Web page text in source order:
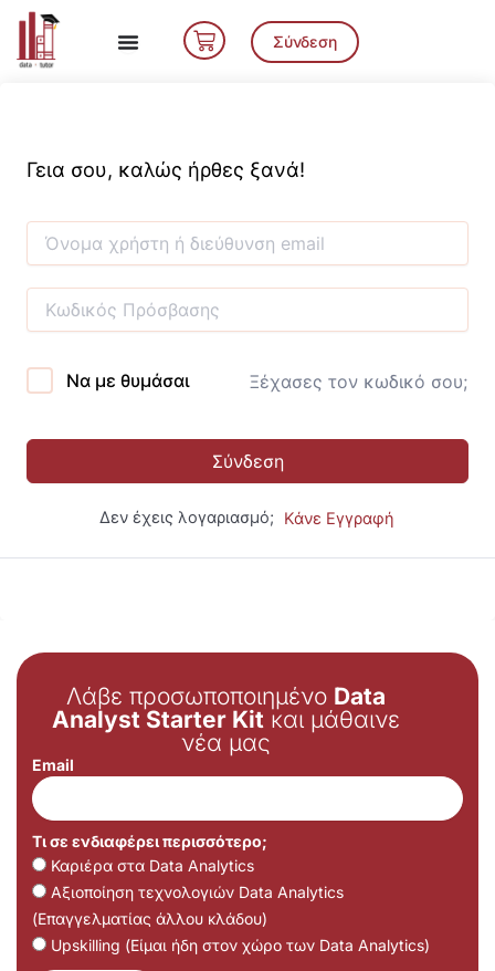
Μετάβαση
περιεχόμενο
Cart Σύνδεση
Γεια σου, καλώς ήρθες ξανά!
Να με θυμάσαι Ξέχασες τον κωδικό σου;
Σύνδεση
Δεν έχεις λογαριασμό; Κάνε Εγγραφή
Λάβε προσωποποιημένο Data
Analyst Starter Kit και μάθαινε
νέα μας
Email
Τι σε ενδιαφέρει περισσότερο;
Καριέρα στα Data Analytics
Αξιοποίηση τεχνολογιών Data Analytics
(Επαγγελματίας άλλου κλάδου)
Upskilling (Είμαι ήδη στον χώρο των Data Analytics)